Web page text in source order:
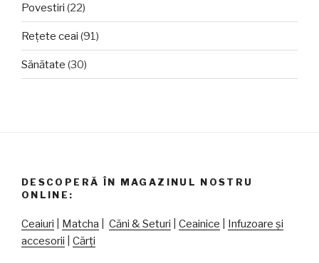
Povestiri (22)
Rețete ceai (91)
Sănătate (30)
DESCOPERĂ ÎN MAGAZINUL NOSTRU
ONLINE:
Ceaiuri Matcha Căni & Seturi Ceainice
Infuzoare și
accesorii
Cărți